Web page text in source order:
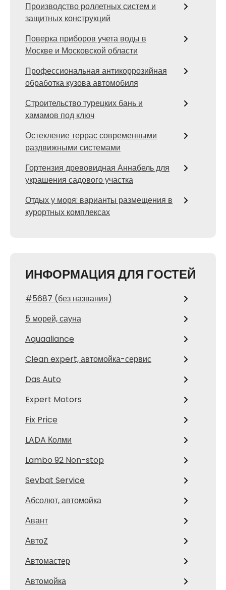
Производство роллетных систем и
защитных конструкций
Поверка приборов учета воды в
Москве и Московской области
Профессиональная антикоррозийная
обработка кузова автомобиля
Строительство турецких бань и
хамамов под ключ
Остекление террас современными
раздвижными системами
Гортензия древовидная Аннабель для
украшения садового участка
Отдых у моря: варианты размещения в
курортных комплексах
ИНФОРМАЦИЯ ДЛЯ ГОСТЕЙ
#5687 (без названия)
5 морей, сауна
Aquaaliance
Clean expert, автомойка-сервис
Das Auto
Expert Motors
Fix Price
LADA Колми
Lambo 92 Non-stop
Sevbat Service
Абсолют, автомойка
Авант
АвтоZ
Автомастер
Автомойка